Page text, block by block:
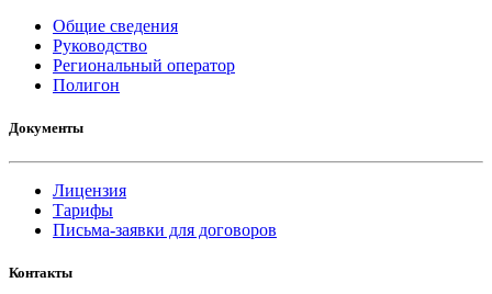
Общие сведения
Руководство
Региональный оператор
Полигон
Документы
Лицензия
Тарифы
Письма-заявки для договоров
Контакты